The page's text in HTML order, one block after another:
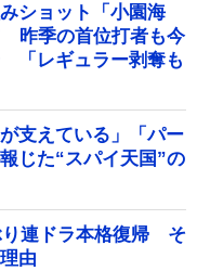
ショット「小園海
昨季の首位打者も今
「レギュラー剥奪も
支えている」「パー
じた“スパイ天国”の
り連ドラ本格復帰 そ
由